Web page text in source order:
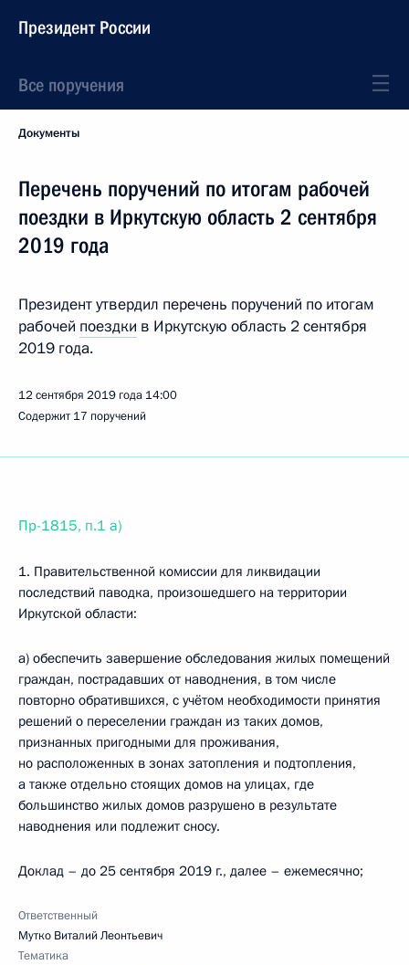
Президент России
Все поручения
Документы
Перечень поручений по итогам рабочей
поездки в Иркутскую область 2 сентября
2019 года
Президент утвердил перечень поручений по итогам
рабочей поездки в Иркутскую область 2 сентября
2019 года.
12 сентября 2019 года 14:00
Содержит 17 поручений
Пр-1815, п.1 а)
1. Правительственной комиссии для ликвидации
последствий паводка, произошедшего на территории
Иркутской области:
а) обеспечить завершение обследования жилых помещений
граждан, пострадавших от наводнения, в том числе
повторно обратившихся, с учётом необходимости принятия
решений о переселении граждан из таких домов,
признанных пригодными для проживания,
но расположенных в зонах затопления и подтопления,
а также отдельно стоящих домов на улицах, где
большинство жилых домов разрушено в результате
наводнения или подлежит сносу.
Доклад – до 25 сентября 2019 г., далее – ежемесячно;
Ответственный
Мутко Виталий Леонтьевич
Тематика